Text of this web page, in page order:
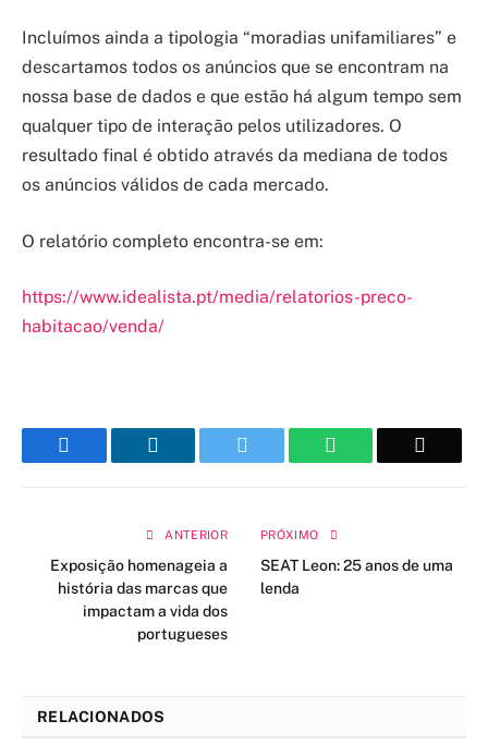
Incluímos ainda a tipologia “moradias unifamiliares” e
descartamos todos os anúncios que se encontram na
nossa base de dados e que estão há algum tempo sem
qualquer tipo de interação pelos utilizadores. O
resultado final é obtido através da mediana de todos
os anúncios válidos de cada mercado.
O relatório completo encontra-se em:
https://www.idealista.pt/media/relatorios-preco-
habitacao/venda/
WhatsApp
ANTERIOR
Exposição homenageia a
história das marcas que
impactam a vida dos
portugueses
PRÓXIMO
SEAT Leon: 25 anos de uma
lenda
RELACIONADOS